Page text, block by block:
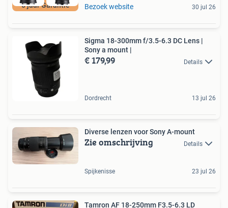
5 jaar Garantie Bezoek website 30 jul 26
Sigma 18-300mm f/3.5-6.3 DC Lens |
Sony a mount |
€ 179,99 Details
Dordrecht 13 jul 26
Diverse lenzen voor Sony A-mount
Zie omschrijving Details
Spijkenisse 23 jul 26
Tamron AF 18-250mm F3.5-6.3 LD